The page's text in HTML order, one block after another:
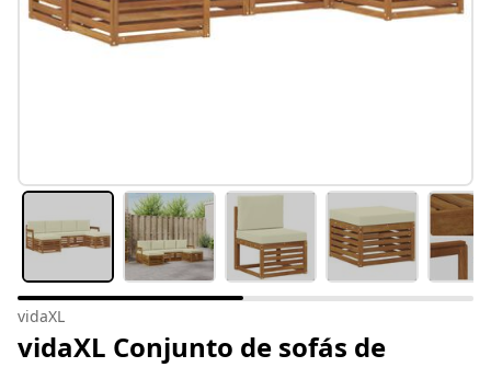
vidaXL
vidaXL Conjunto de sofás de